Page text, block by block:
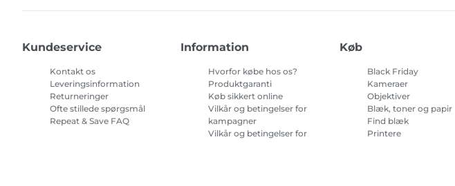
Kundeservice
Kontakt os
Leveringsinformation
Returneringer
Ofte stillede spørgsmål
Repeat & Save FAQ
Information
Hvorfor købe hos os?
Produktgaranti
Køb sikkert online
Vilkår og betingelser for
kampagner
Vilkår og betingelser for
Køb
Black Friday
Kameraer
Objektiver
Blæk, toner og papir
Find blæk
Printere